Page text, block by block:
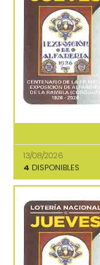
13/08/2026
4 DISPONIBLES